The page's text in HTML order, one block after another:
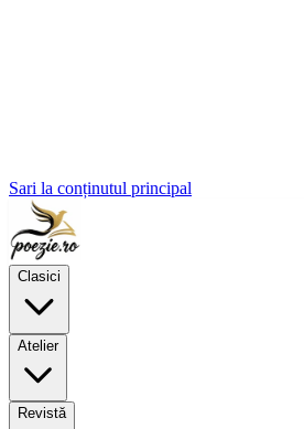
Sari la conținutul principal
Clasici
Atelier
Revistă